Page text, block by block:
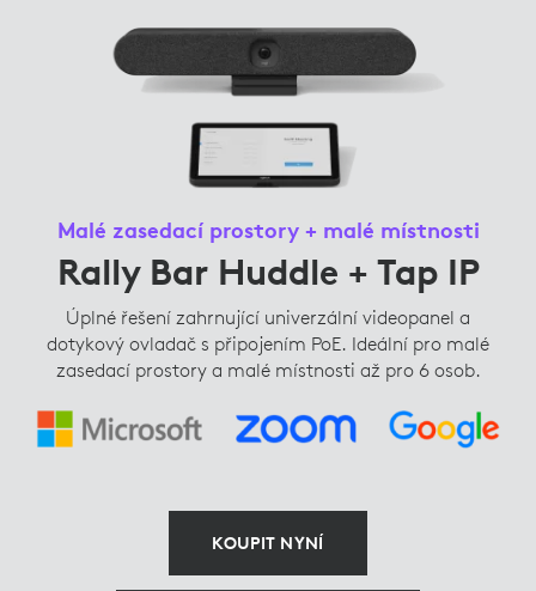
Malé zasedací prostory + malé místnosti
Rally Bar Huddle + Tap IP
Úplné řešení zahrnující univerzální videopanel a
dotykový ovladač s připojením PoE. Ideální pro malé
zasedací prostory a malé místnosti až pro 6 osob.
KOUPIT NYNÍ